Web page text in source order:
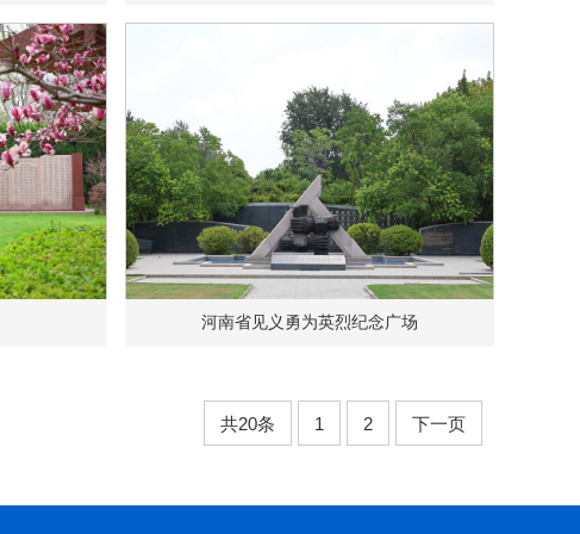
河南省见义勇为英烈纪念广场
共20条 1 2 下一页